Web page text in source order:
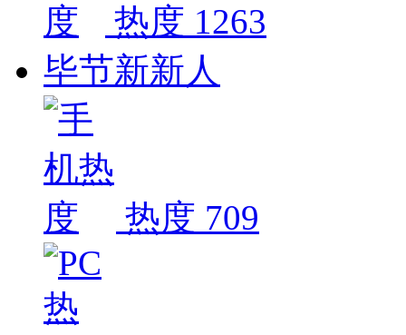
热度 1263
毕节新新人
热度 709